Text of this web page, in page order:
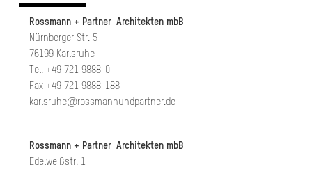
Rossmann + Partner Architekten mbB
Nürnberger Str. 5
76199 Karlsruhe
Tel. +49 721 9888-0
Fax +49 721 9888-188
karlsruhe@rossmannundpartner.de
Rossmann + Partner Architekten mbB
Edelweißstr. 1